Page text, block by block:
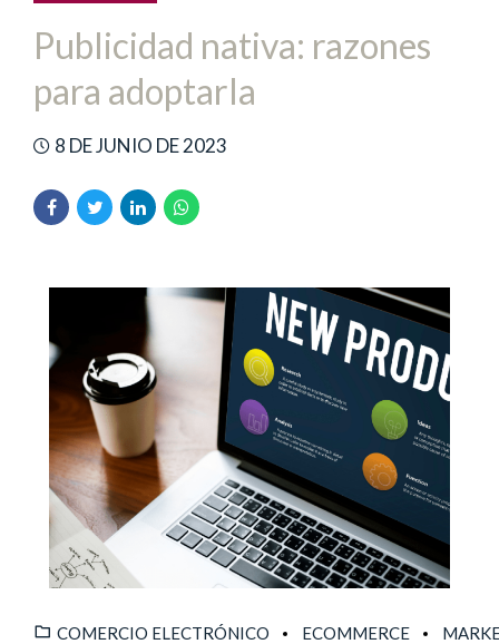
Publicidad nativa: razones
para adoptarla
8 DE JUNIO DE 2023
COMERCIO ELECTRÓNICO ECOMMERCE